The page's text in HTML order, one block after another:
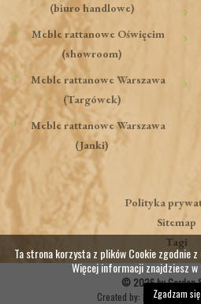
(biuro handlowe)
Meble rattanowe Oświęcim
(showroom)
Meble rattanowe Warszawa
(Targówek)
Meble rattanowe Warszawa
(Janki)
Polityka
Sitemap
Tagi
© 2026 by Garden
Created by:
Marketing
Ta strona korzysta z plików Cookie zgodnie
Więcej informacji znajdziesz w
Zgadzam się